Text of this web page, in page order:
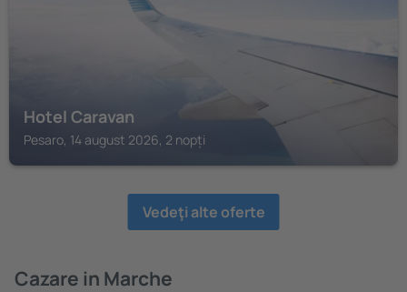
Hotel Caravan
Pesaro, 14 august 2026, 2 nopți
Vedeţi alte oferte
Cazare in Marche